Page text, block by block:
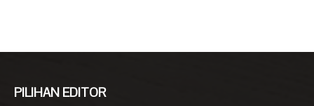
PILIHAN EDITOR